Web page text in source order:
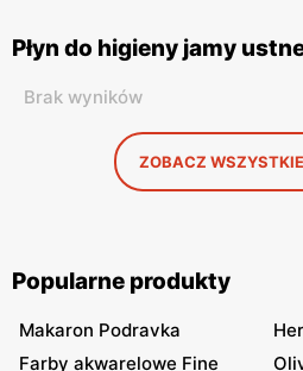
Płyn do higieny jamy
Brak wyników
ZOBACZ
Popularne produkty
Makaron Podravka
Farby akwarelowe Fine